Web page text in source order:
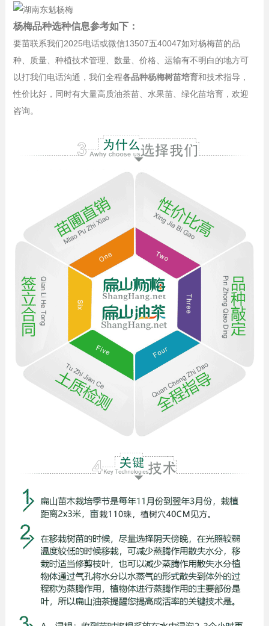
杨梅品种选种信息参考如下：
要苗联系我们2025电话或微信13507五40047如对杨梅苗的品
种、质量、种植技术管理、数量、价格、运输有不明白的地方可
以打我们电话沟通，我们全程各品种杨梅树苗培育和技术指导，
性价比好，同时有大量高质油茶苗、水果苗、绿化苗培育，欢迎
咨询。